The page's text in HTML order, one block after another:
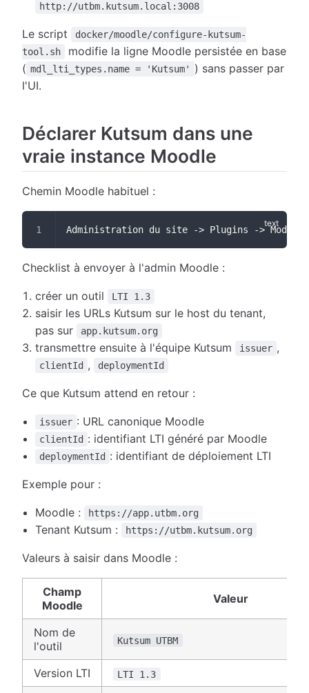
http://utbm.kutsum.local:3008
Le script
docker/moodle/configure-kutsum-
tool.sh
modifie la ligne Moodle persistée en base
( mdl_lti_types.name = 'Kutsum'
) sans passer par
l'UI.
Déclarer Kutsum dans une
vraie instance Moodle
Chemin Moodle habituel :
Administration du site -> Plugins ->
Checklist à envoyer à l'admin Moodle :
créer un outil LTI 1.3
saisir les URLs Kutsum sur le host du tenant,
pas sur
app.kutsum.org
transmettre ensuite à l'équipe Kutsum issuer ,
clientId , deploymentId
Ce que Kutsum attend en retour :
issuer : URL canonique Moodle
clientId : identifiant LTI généré par Moodle
deploymentId : identifiant de déploiement LTI
Exemple pour :
Moodle : https://app.utbm.org
Tenant Kutsum : https://utbm.kutsum.org
Valeurs à saisir dans Moodle :
Champ
Moodle
Valeur
Nom de
l'outil
Kutsum UTBM
Version LTI LTI 1.3